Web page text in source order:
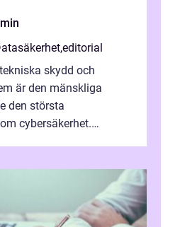
,editorial
skydd och
är den mänskliga
den största
cybersäkerhet.